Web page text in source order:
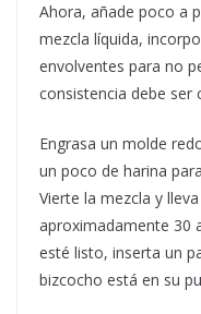
Ahora, añade poco a
mezcla líquida,
envolventes para no
consistencia debe ser
Engrasa un molde
un poco de harina
Vierte la mezcla y
aproximadamente 30
esté listo, inserta un
bizcocho está en su